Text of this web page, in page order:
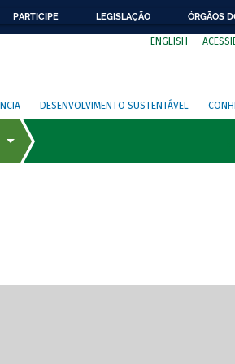
PARTICIPE LEGISLAÇÃO ÓRGÃOS
ENGLISH
DESENVOLVIMENTO SUSTENTÁVEL
de tela